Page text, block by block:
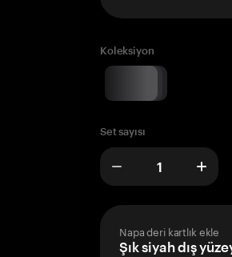
Koleksiyon
Set sayısı
Napa deri kartlık ekle
Şık siyah dış